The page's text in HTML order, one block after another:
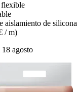
flexible
aislamiento de silicona
/ m)
18 agosto